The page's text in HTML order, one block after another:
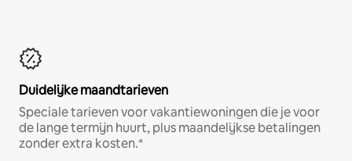
Duidelijke maandtarieven
Speciale tarieven voor vakantiewoningen die je voor
de lange termijn huurt, plus maandelijkse betalingen
zonder extra kosten.*